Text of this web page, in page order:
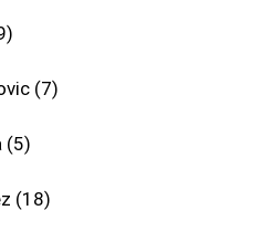
7
5
18